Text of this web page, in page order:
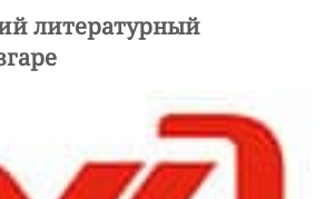
литературный